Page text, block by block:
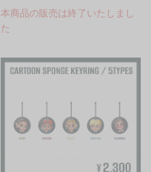
本商品の販売は終了いたしまし
た